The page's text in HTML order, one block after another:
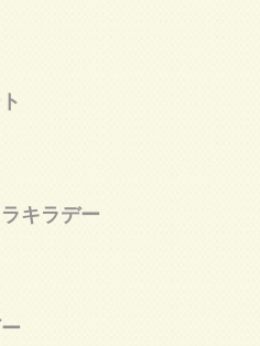
キラデー